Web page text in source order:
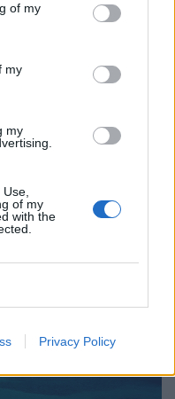
of my
my
my
of my
with the
Privacy Policy
hol
amelyek többfelé
széllökéseket is